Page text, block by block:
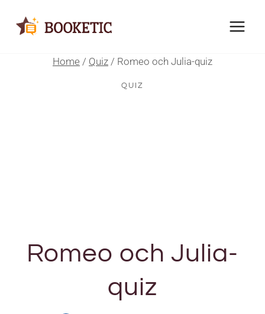
Home / Quiz / Romeo och Julia-quiz
QUIZ
Romeo och Julia-
quiz